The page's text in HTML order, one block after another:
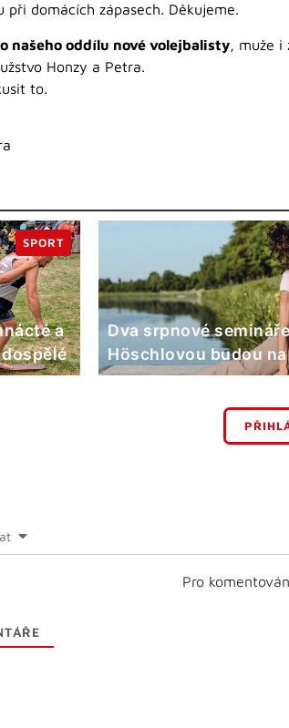
při domácích zápasech. Děkujeme.
našeho oddílu nové volejbalisty, muže i
Honzy a Petra.
to.
a
SPORT
Dva srpnové
Höschlovou budou
Pro